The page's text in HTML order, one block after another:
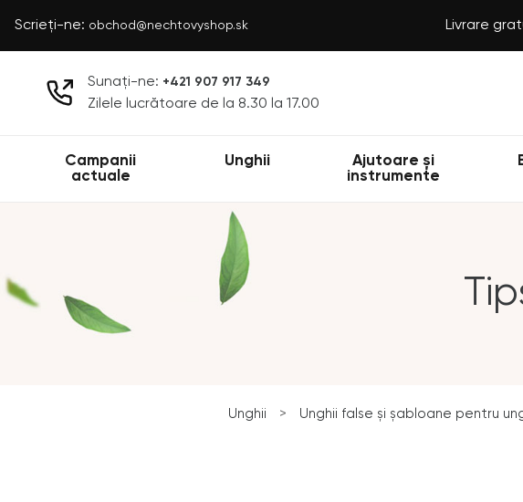
Scrieți-ne: obchod@nechtovyshop.sk Livrare
Sunați-ne: +421 907 917 349
Zilele lucrătoare de la 8.30 la 17.00
Campanii
actuale
Unghii
Ajutoare și
instrumente
Unghii > Unghii false și șabloane pentru